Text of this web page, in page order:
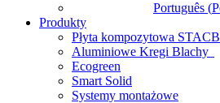
Português (
Produkty
Płyta kompozytowa
Aluminiowe Kregi Blachy
Ecogreen
Smart Solid
Systemy montażowe